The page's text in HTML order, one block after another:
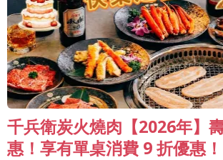
千兵衛炭火燒肉【2026年】
惠！享有單桌消費 9 折優惠！